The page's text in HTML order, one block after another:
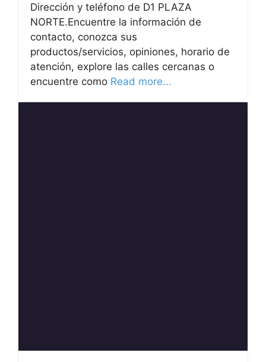
Dirección y teléfono de D1 PLAZA
NORTE.Encuentre la información de
contacto, conozca sus
productos/servicios, opiniones, horario de
atención, explore las calles cercanas o
encuentre como Read more...